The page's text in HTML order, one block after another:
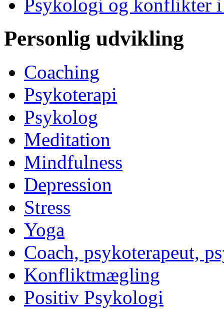
Psykologi og konflikter
Personlig udvikling
Coaching
Psykoterapi
Psykolog
Meditation
Mindfulness
Depression
Stress
Yoga
Coach, psykoterapeut,
Konfliktmægling
Positiv Psykologi